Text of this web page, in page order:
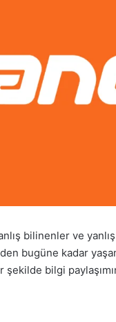
bilinenler ve
bugüne kadar
şekilde bilgi